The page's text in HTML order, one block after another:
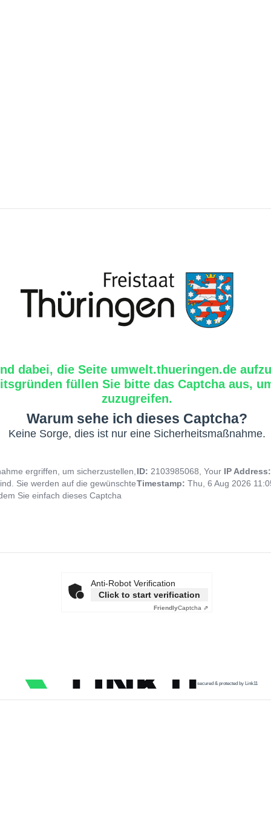
dabei, die Seite umwelt.thueringen.de
füllen Sie bitte das Captcha aus,
zuzugreifen.
Warum sehe ich dieses Captcha?
Keine Sorge, dies ist nur eine Sicherheitsmaßnahme.
ergriffen, um sicherzustellen,
Sie werden auf die gewünschte
Sie einfach dieses Captcha
ID: 2103985068, Your IP
Timestamp: Thu, 6 Aug 2026
Anti-Robot Verification
Click to start verification
FriendlyCaptcha ⇗
secured & protected by Link11